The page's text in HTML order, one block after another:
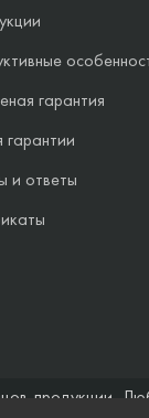
гарантия
гарантии
и ответы
продукции.